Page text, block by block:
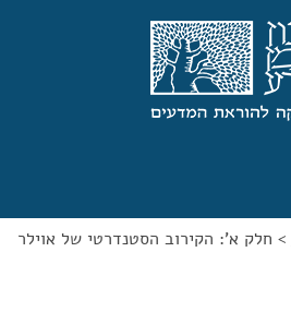
> חלק א': הקירוב הסטנדרטי של אוילר